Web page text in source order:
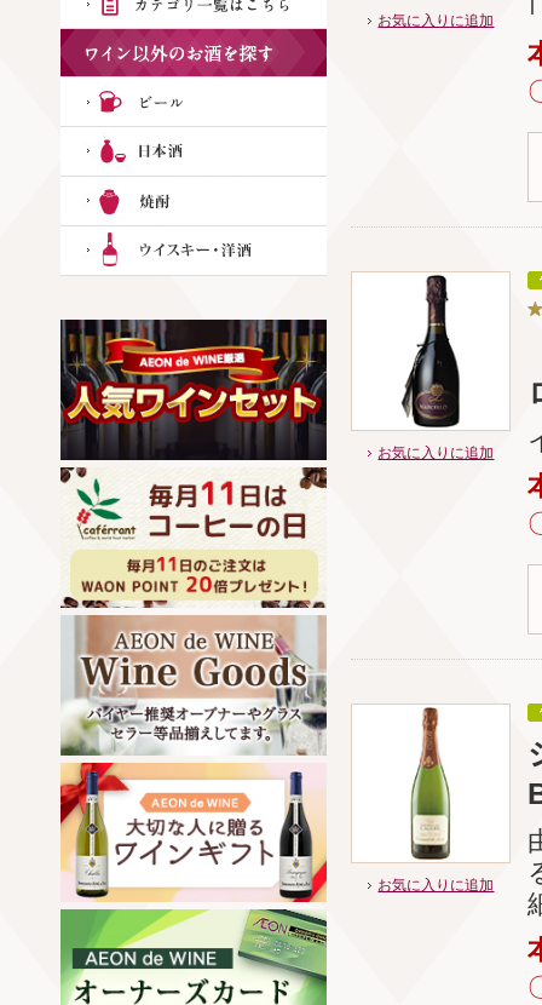
お気に入りに追加
お気に入りに追加
お気に入りに追加